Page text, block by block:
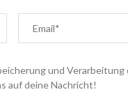
und Verarbeitung
auf deine Nachricht!